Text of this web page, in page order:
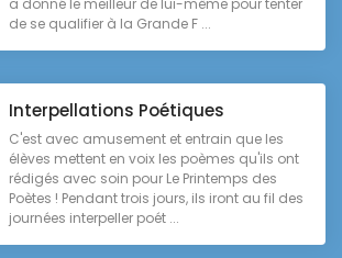
a donné le meilleur de lui-même pour tenter
de se qualifier à la Grande F ...
Interpellations Poétiques
C'est avec amusement et entrain que les
élèves mettent en voix les poèmes qu'ils ont
rédigés avec soin pour Le Printemps des
Poètes ! Pendant trois jours, ils iront au fil des
journées interpeller poét ...